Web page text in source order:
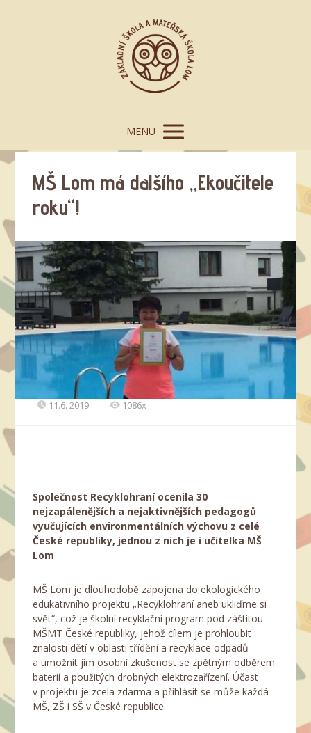
MENU
MŠ Lom má dalšího „Ekoučitele
roku“!
11.6. 2019 1086x
Společnost Recyklohraní ocenila 30
nejzapálenějších a nejaktivnějších pedagogů
vyučujících environmentálních výchovu z celé
České republiky, jednou z nich je i učitelka MŠ
Lom
MŠ Lom je dlouhodobě zapojena do ekologického
edukativního projektu „Recyklohraní aneb ukliďme si
svět“, což je školní recyklační program pod záštitou
MŠMT České republiky, jehož cílem je prohloubit
znalosti dětí v oblasti třídění a recyklace odpadů
a umožnit jim osobní zkušenost se zpětným odběrem
baterií a použitých drobných elektrozařízení. Účast
v projektu je zcela zdarma a přihlásit se může každá
MŠ, ZŠ i SŠ v České republice.